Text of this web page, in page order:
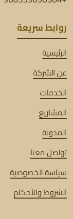
روابط سريعة
الرئيسية
عن الشركة
الخدمات
المشاريع
المدونة
تواصل معنا
سياسة الخصوصية
الشروط والأحكام